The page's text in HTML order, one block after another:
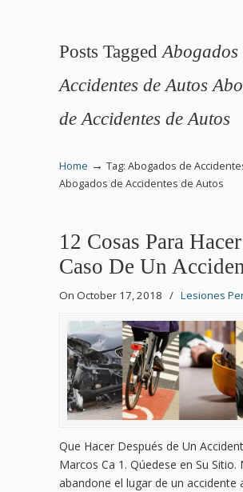
Posts Tagged Abogados
Accidentes de Autos
de Accidentes de Autos
Home → Tag: Abogados de
Abogados de Accidentes de Autos
12 Cosas Para
Caso De Un
On October 17, 2018 / Lesiones
Que Hacer Después de Un
Marcos Ca 1. Qúedese en Su Sitio.
abandone el lugar de un accidente